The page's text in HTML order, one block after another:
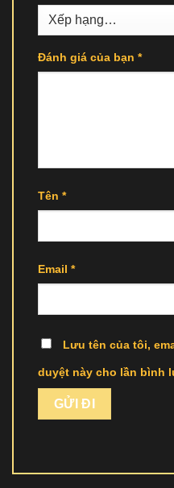
Đánh giá của bạn *
Tên *
Email *
Lưu tên của tôi,
duyệt này cho lần bình